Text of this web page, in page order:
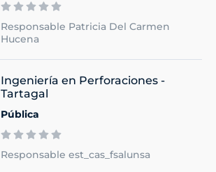
Responsable Patricia Del Carmen
Hucena
Ingeniería en Perforaciones -
Tartagal
Pública
Responsable est_cas_fsalunsa